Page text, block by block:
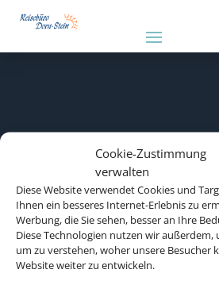
Cookie-Zustimmung
verwalten
Diese Website verwendet Cookies und
Ihnen ein besseres Internet-Erlebnis zu
Werbung, die Sie sehen, besser an Ihre
Diese Technologien nutzen wir außerdem,
um zu verstehen, woher unsere Besucher
Website weiter zu entwickeln.